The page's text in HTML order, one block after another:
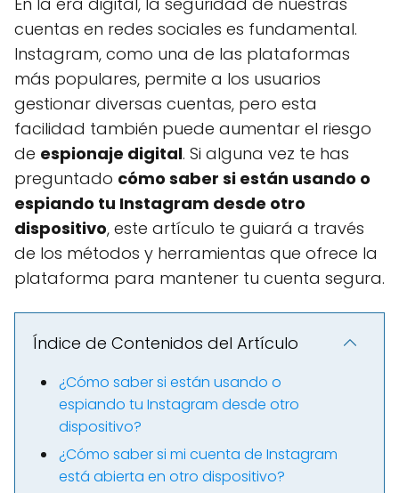
cuentas en redes sociales es fundamental.
Instagram, como una de las plataformas
más populares, permite a los usuarios
gestionar diversas cuentas, pero esta
facilidad también puede aumentar el riesgo
de espionaje digital. Si alguna vez te has
preguntado cómo saber si están usando o
espiando tu Instagram desde otro
dispositivo, este artículo te guiará a través
de los métodos y herramientas que ofrece la
plataforma para mantener tu cuenta segura.
Índice de Contenidos del Artículo
¿Cómo saber si están usando o
espiando tu Instagram desde otro
dispositivo?
¿Cómo saber si mi cuenta de Instagram
está abierta en otro dispositivo?